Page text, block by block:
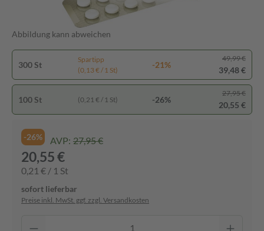
Abbildung kann abweichen
300 St
Spartipp
(0,13 € / 1 St)
-21%
49,99 €
39,48 €
100 St (0,21 € / 1 St) -26%
27,95 €
20,55 €
-26% AVP: 27,95 €
20,55 €
0,21 € / 1 St
sofort lieferbar
Preise inkl. MwSt. ggf. zzgl. Versandkosten